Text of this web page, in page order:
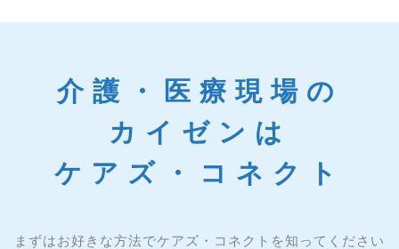
介護・医療現場の
カイゼンは
ケアズ・コネクト
まずはお好きな方法でケアズ・コネクトを知ってください